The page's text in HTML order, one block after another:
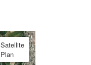
Satellite
Plan